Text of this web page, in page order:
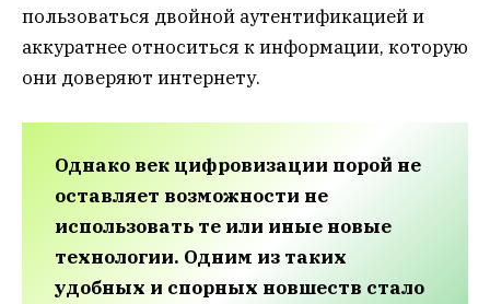
пользоваться двойной аутентификацией и
аккуратнее относиться к информации, которую
они доверяют интернету.
Однако век цифровизации порой не
оставляет возможности не
использовать те или иные новые
технологии. Одним из таких
удобных и спорных новшеств стало